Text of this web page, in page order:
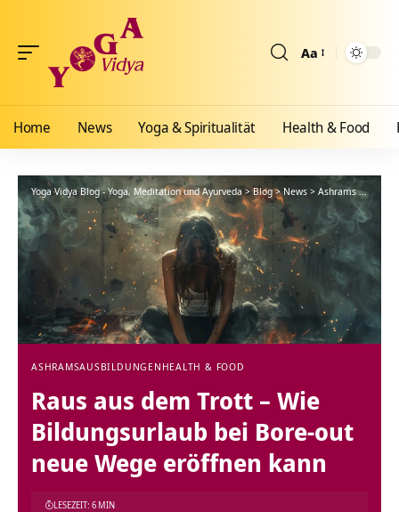
Aa
Home News Yoga & Spiritualität Health & Food
Yoga Vidya Blog - Yoga, Meditation und Ayurveda >Blog>News > Ashrams> Raus
ASHRAMSAUSBILDUNGEN HEALTH & FOOD
Raus aus dem Trott – Wie
Bildungsurlaub bei Bore-out
neue Wege eröffnen kann
LESEZEIT: 6 MIN